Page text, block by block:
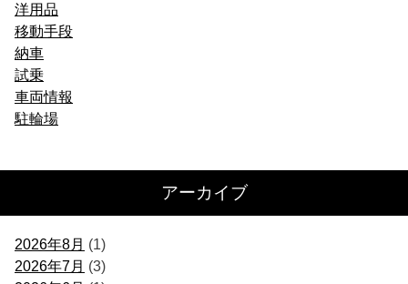
洋用品
移動手段
納車
試乗
車両情報
駐輪場
アーカイブ
2026年8月 (1)
2026年7月 (3)